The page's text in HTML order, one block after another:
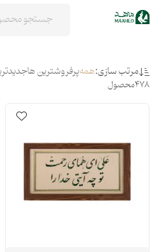
مرتب سازی:همهپرفروشترین ها
478محصول